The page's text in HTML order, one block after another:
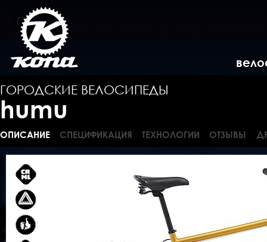
ГОРОДСКИЕ ВЕЛОСИПЕДЫ
humu
ОПИСАНИЕ СПЕЦИФИКАЦИЯ ТЕХНОЛОГИИ ОТЗЫВЫ